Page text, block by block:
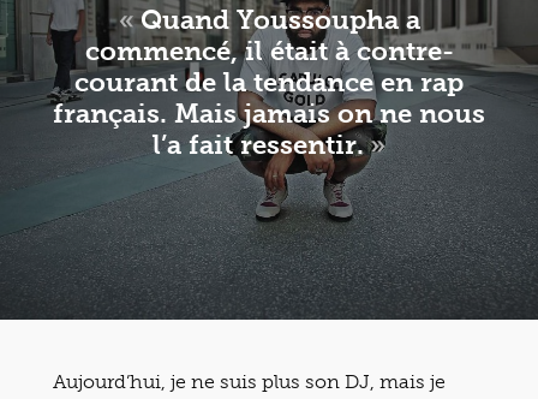
«Quand Youssoupha a
commencé, il était à contre-
courant de la tendance en rap
français. Mais jamais on ne nous
l’a fait ressentir.»
Aujourd’hui, je ne suis plus son DJ, mais je